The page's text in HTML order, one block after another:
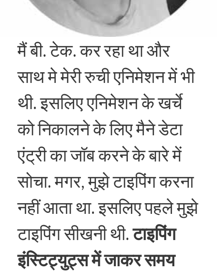
मैं बी. टेक. कर रहा था और
साथ मे मेरी रुची एनिमेशन में भी
थी. इसलिए एनिमेशन के खर्चे
को निकालने के लिए मैने डेटा
एंट्री का जॉब करने के बारे में
सोचा. मगर, मुझे टाइपिंग करना
नहीं आता था. इसलिए पहले मुझे
टाइपिंग सीखनी थी.टाइपिंग
इंस्टिट्युट्स में जाकर समय